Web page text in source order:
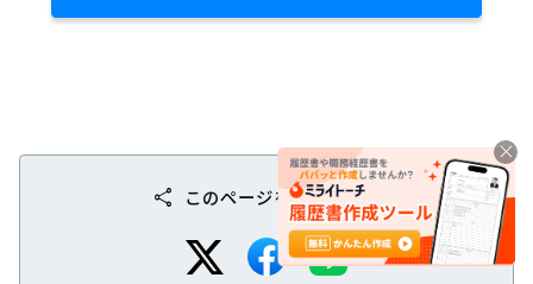
share このページをシェアする